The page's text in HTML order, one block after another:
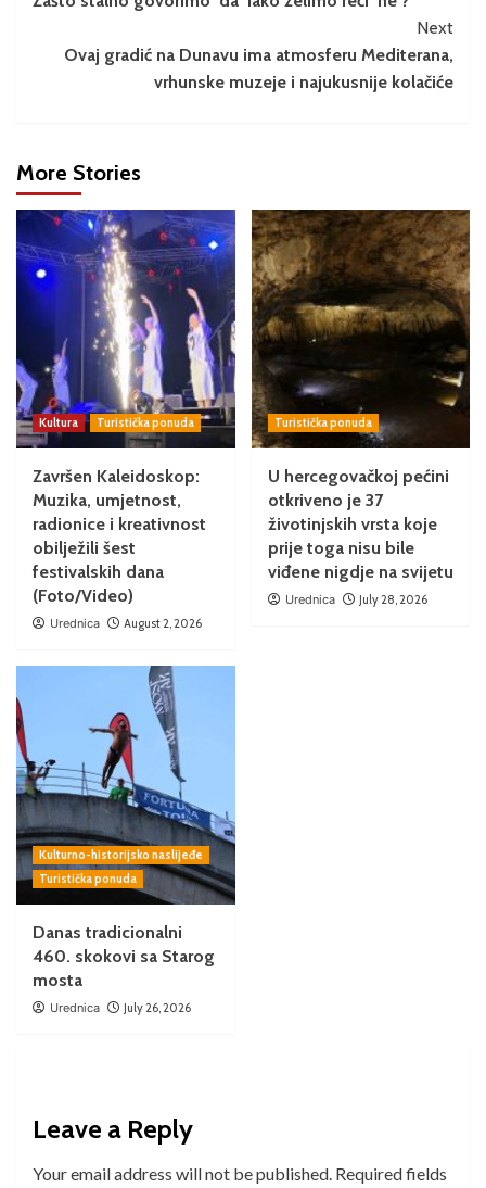
Next
Ovaj gradić na Dunavu ima atmosferu Mediterana,
vrhunske muzeje i najukusnije kolačiće
More Stories
Kultura Turistička ponuda
Završen Kaleidoskop:
Muzika, umjetnost,
radionice i kreativnost
obilježili šest
festivalskih dana
(Foto/Video)
Urednica August 2, 2026
Turistička ponuda
U hercegovačkoj pećini
otkriveno je 37
životinjskih vrsta koje
prije toga nisu bile
viđene nigdje na svijetu
Urednica July 28, 2026
Kulturno-historijsko naslijeđe
Turistička ponuda
Danas tradicionalni
460. skokovi sa Starog
mosta
Urednica July 26, 2026
Leave a Reply
Your email address will not be published. Required fields